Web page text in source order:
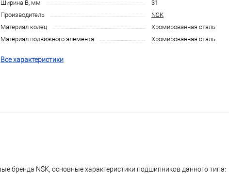
Ширина B, мм
31
Производитель
NSK
Материал колец
Хромированная сталь
Материал подвижного элемента
Хромированная сталь
Все характеристики
бренда NSK, основные характеристики подшипников данного типа: